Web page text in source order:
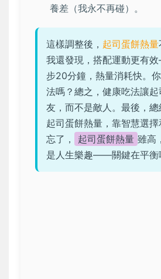
養差（我永不再碰）。
這樣調整後， 起司蛋餅熱量
我還發現，搭配運動更有
步20分鐘，熱量消耗快。
法嗎？總之，健康吃法讓
友，而不是敵人。最後，
起司蛋餅熱量，靠智慧選
忘了，
起司蛋餅熱量 雖高
是人生樂趣——關鍵在平衡